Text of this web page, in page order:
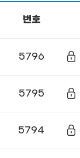
번호
5796
5795
5794